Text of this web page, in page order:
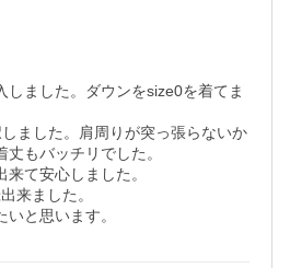
しました。ダウンをsize0を着てま
ました。肩周りが突っ張らないか
もバッチリでした。
て安心しました。
来ました。
と思います。